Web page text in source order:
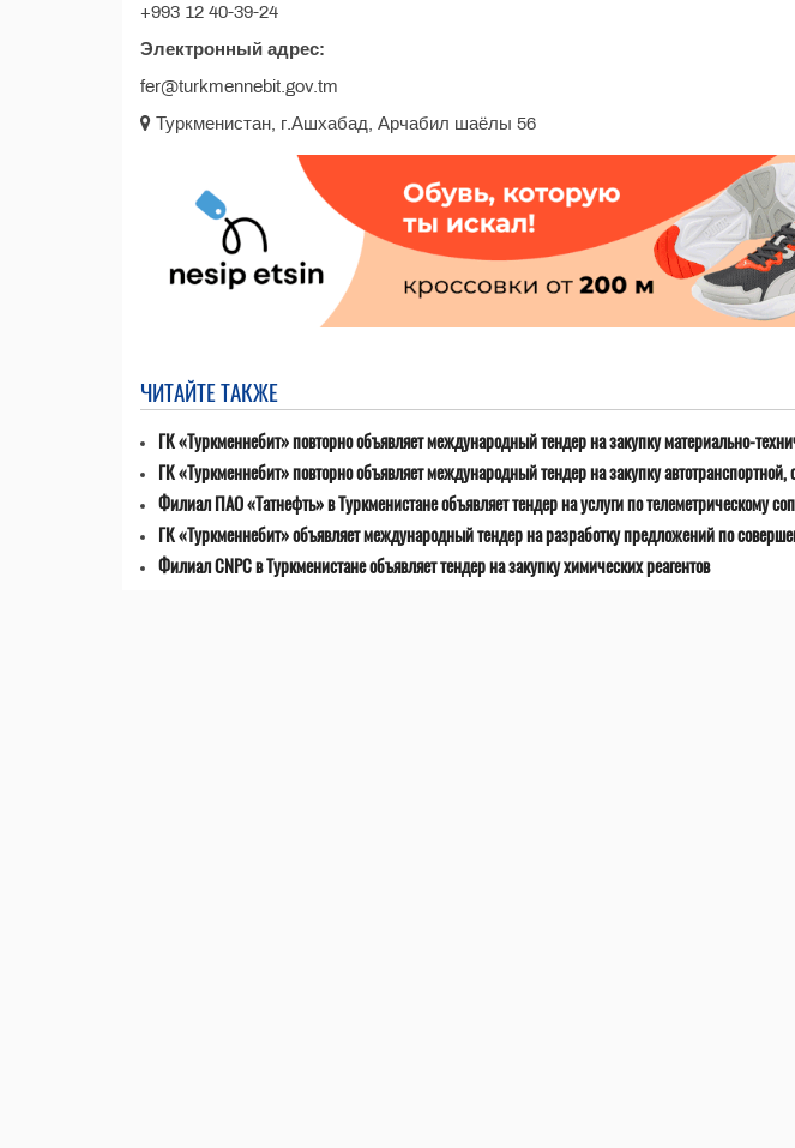
+993 12 40-39-24
Электронный адрес:
fer@turkmennebit.gov.tm
Туркменистан, г.Ашхабад, Арчабил шаёлы 56
ЧИТАЙТЕ ТАКЖЕ
ГК «Туркменнебит» повторно объявляет международный тендер на закупку материально-
ГК «Туркменнебит» повторно объявляет международный тендер на закупку
Филиал ПАО «Татнефть» в Туркменистане объявляет тендер на услуги по телеметрическому
ГК «Туркменнебит» объявляет международный тендер на разработку предложений по
Филиал CNPC в Туркменистане объявляет тендер на закупку химических реагентов